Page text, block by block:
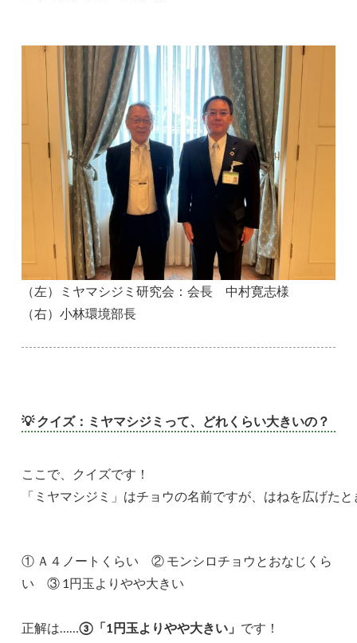
（左）ミヤマシジミ研究会：会長 中村寛志様
（右）小林環境部長
💡 クイズ：ミヤマシジミって、どれくらい大きいの？
ここで、クイズです！
「ミヤマシジミ」はチョウの名前ですが、はねを広げた
① Ａ４ノートくらい ② モンシロチョウとおなじくら
い ③ 1円玉よりやや大きい
正解は……③「1円玉よりやや大きい」 です！